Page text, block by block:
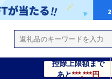
控除上限額まで
あと***,***円